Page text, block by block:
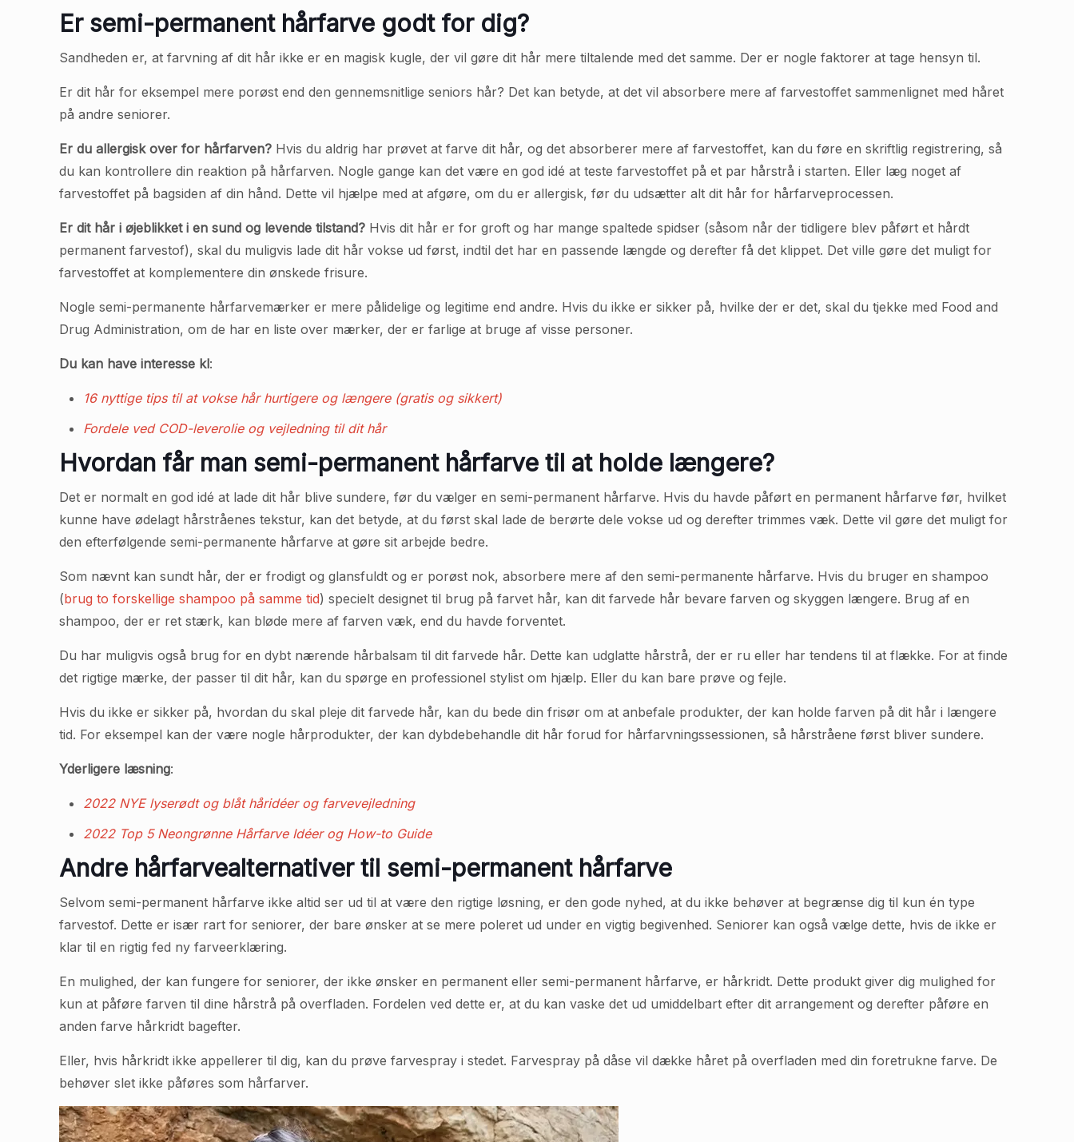
Er semi-permanent hårfarve godt for dig?
Sandheden er, at farvning af dit hår ikke er en magisk kugle, der vil gøre dit hår mere tiltalende med det samme. Der er nogle faktorer at tage hensyn til.
Er dit hår for eksempel mere porøst end den gennemsnitlige seniors hår? Det kan betyde, at det vil absorbere mere af farvestoffet sammenlignet med håret
på andre seniorer.
Er du allergisk over for hårfarven? Hvis du aldrig har prøvet at farve dit hår, og det absorberer mere af farvestoffet, kan du føre en skriftlig registrering, så
du kan kontrollere din reaktion på hårfarven. Nogle gange kan det være en god idé at teste farvestoffet på et par hårstrå i starten. Eller læg noget af
farvestoffet på bagsiden af din hånd. Dette vil hjælpe med at afgøre, om du er allergisk, før du udsætter alt dit hår for hårfarveprocessen.
Er dit hår i øjeblikket i en sund og levende tilstand? Hvis dit hår er for groft og har mange spaltede spidser (såsom når der tidligere blev påført et hårdt
permanent farvestof), skal du muligvis lade dit hår vokse ud først, indtil det har en passende længde og derefter få det klippet. Det ville gøre det muligt for
farvestoffet at komplementere din ønskede frisure.
Nogle semi-permanente hårfarvemærker er mere pålidelige og legitime end andre. Hvis du ikke er sikker på, hvilke der er det, skal du tjekke med Food and
Drug Administration, om de har en liste over mærker, der er farlige at bruge af visse personer.
Du kan have interesse kl:
16 nyttige tips til at vokse hår hurtigere og længere (gratis og sikkert)
Fordele ved COD-leverolie og vejledning til dit hår
Hvordan får man semi-permanent hårfarve til at holde længere?
Det er normalt en god idé at lade dit hår blive sundere, før du vælger en semi-permanent hårfarve. Hvis du havde påført en permanent hårfarve før, hvilket
kunne have ødelagt hårstråenes tekstur, kan det betyde, at du først skal lade de berørte dele vokse ud og derefter trimmes væk. Dette vil gøre det muligt for
den efterfølgende semi-permanente hårfarve at gøre sit arbejde bedre.
Som nævnt kan sundt hår, der er frodigt og glansfuldt og er porøst nok, absorbere mere af den semi-permanente hårfarve. Hvis du bruger en shampoo
(brug to forskellige shampoo på samme tid) specielt designet til brug på farvet hår, kan dit farvede hår bevare farven og skyggen længere. Brug af en
shampoo, der er ret stærk, kan bløde mere af farven væk, end du havde forventet.
Du har muligvis også brug for en dybt nærende hårbalsam til dit farvede hår. Dette kan udglatte hårstrå, der er ru eller har tendens til at flække. For at finde
det rigtige mærke, der passer til dit hår, kan du spørge en professionel stylist om hjælp. Eller du kan bare prøve og fejle.
Hvis du ikke er sikker på, hvordan du skal pleje dit farvede hår, kan du bede din frisør om at anbefale produkter, der kan holde farven på dit hår i længere
tid. For eksempel kan der være nogle hårprodukter, der kan dybdebehandle dit hår forud for hårfarvningssessionen, så hårstråene først bliver sundere.
Yderligere læsning:
2022 NYE lyserødt og blåt håridéer og farvevejledning
2022 Top 5 Neongrønne Hårfarve Idéer og How-to Guide
Andre hårfarvealternativer til semi-permanent hårfarve
Selvom semi-permanent hårfarve ikke altid ser ud til at være den rigtige løsning, er den gode nyhed, at du ikke behøver at begrænse dig til kun én type
farvestof. Dette er især rart for seniorer, der bare ønsker at se mere poleret ud under en vigtig begivenhed. Seniorer kan også vælge dette, hvis de ikke er
klar til en rigtig fed ny farveerklæring.
En mulighed, der kan fungere for seniorer, der ikke ønsker en permanent eller semi-permanent hårfarve, er hårkridt. Dette produkt giver dig mulighed for
kun at påføre farven til dine hårstrå på overfladen. Fordelen ved dette er, at du kan vaske det ud umiddelbart efter dit arrangement og derefter påføre en
anden farve hårkridt bagefter.
Eller, hvis hårkridt ikke appellerer til dig, kan du prøve farvespray i stedet. Farvespray på dåse vil dække håret på overfladen med din foretrukne farve. De
behøver slet ikke påføres som hårfarver.